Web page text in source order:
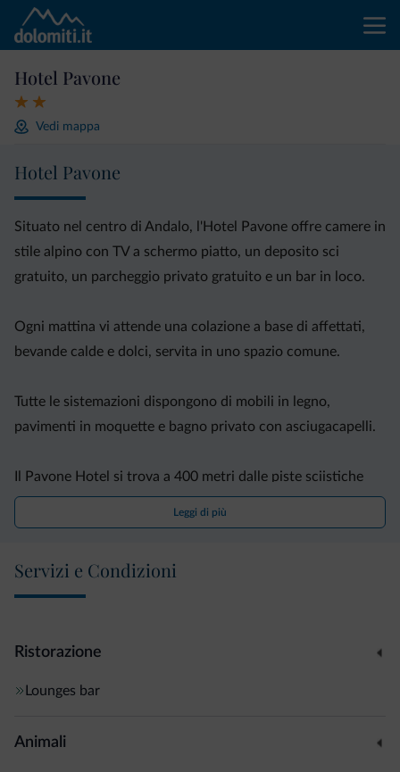
Hotel Pavone
Vedi mappa
Hotel Pavone
Situato nel centro di Andalo, l'Hotel Pavone offre camere in
stile alpino con TV a schermo piatto, un deposito sci
gratuito, un parcheggio privato gratuito e un bar in loco.
Ogni mattina vi attende una colazione a base di affettati,
bevande calde e dolci, servita in uno spazio comune.
Tutte le sistemazioni dispongono di mobili in legno,
pavimenti in moquette e bagno privato con asciugacapelli.
Il Pavone Hotel si trova a 400 metri dalle piste sciistiche
della Paganella 2001, a meno di 10 minuti in auto dal Lago
di Molveno e a 200 metri dalla fermata di un autobus che
Leggi di più
Servizi e Condizioni
Ristorazione
Lounges bar
Animali